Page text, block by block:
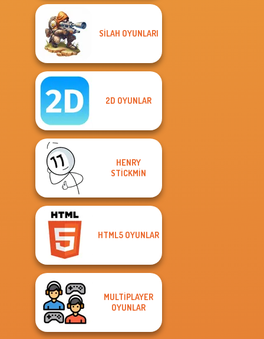
SILAH OYUNLARI
2D OYUNLAR
HENRY
STICKMIN
HTML5 OYUNLAR
MULTIPLAYER
OYUNLAR